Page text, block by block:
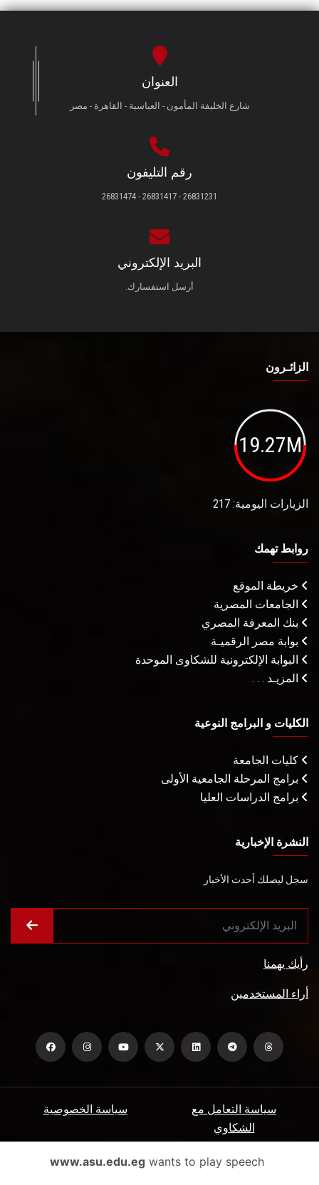
العنوان
شارع الخليفة المأمون - العباسية - القاهرة - مصر
رقم التليفون
26831231 - 26831417 - 26831474
البريد الإلكتروني
أرسل استفسارك.
الزائـرون
19.27M
الزيارات اليومية: 217
روابط تهمك
خريطة الموقع
الجامعات المصرية
بنك المعرفة المصري
بوابة مصر الرقميـة
البوابة الإلكترونية للشكاوى الموحدة
المزيـد . . .
الكليات و البرامج النوعية
كليات الجامعة
برامج المرحلة الجامعية الأولى
برامج الدراسات العليا
النشرة الإخبارية
سجل ليصلك أحدث الأخبار
رأيك يهمنا
أراء المستخدمين
سياسة الخصوصية
سياسة التعامل مع
الشكاوي
الأسئلة الشائعة ميثاق المتعاملين www.asu.edu.egwants to play speech